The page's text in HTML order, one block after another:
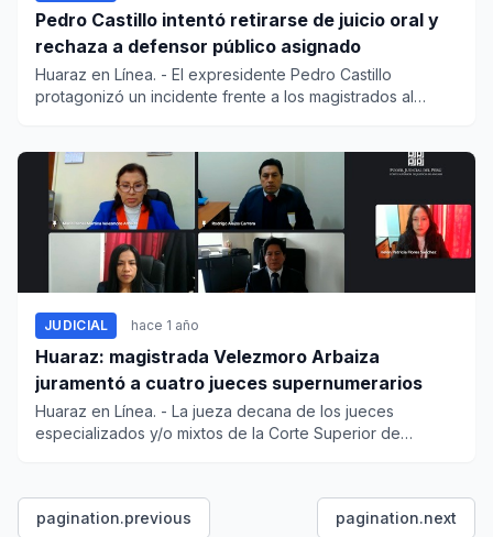
Pedro Castillo intentó retirarse de juicio oral y
rechaza a defensor público asignado
Huaraz en Línea. - El expresidente Pedro Castillo
protagonizó un incidente frente a los magistrados al
JUDICIAL hace 1 año
Huaraz: magistrada Velezmoro Arbaiza
juramentó a cuatro jueces supernumerarios
Huaraz en Línea. - La jueza decana de los jueces
especializados y/o mixtos de la Corte Superior de
pagination.previous pagination.next